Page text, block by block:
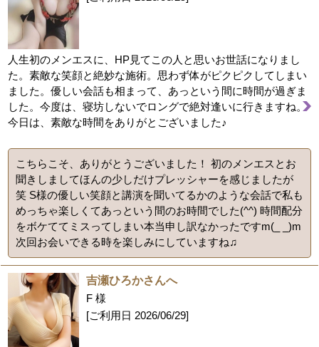
人生初のメンエスに、HP見てこの人と思いお世話になりまし
た。素敵な笑顔と絶妙な施術。思わず体がピクピクしてしまい
ました。優しい会話も相まって、あっという間に時間が過ぎま
した。今度は、寝坊しないでロングで絶対逢いに行きますね。
今日は、素敵な時間をありがとございました♪
こちらこそ、ありがとうございました！ 初のメンエスとお
聞きしましてほんの少しだけプレッシャーを感じましたが
笑 S様の優しい笑顔と講演を聞いてるかのような会話で私も
めっちゃ楽しくてあっという間のお時間でした(^^) 時間配分
をボケててミスってしまい本当申し訳なかったですm(_ _)m
次回お会いできる時を楽しみにしていますね♫
吉瀬ひろかさんへ
F 様
[ご利用日 2026/06/29]